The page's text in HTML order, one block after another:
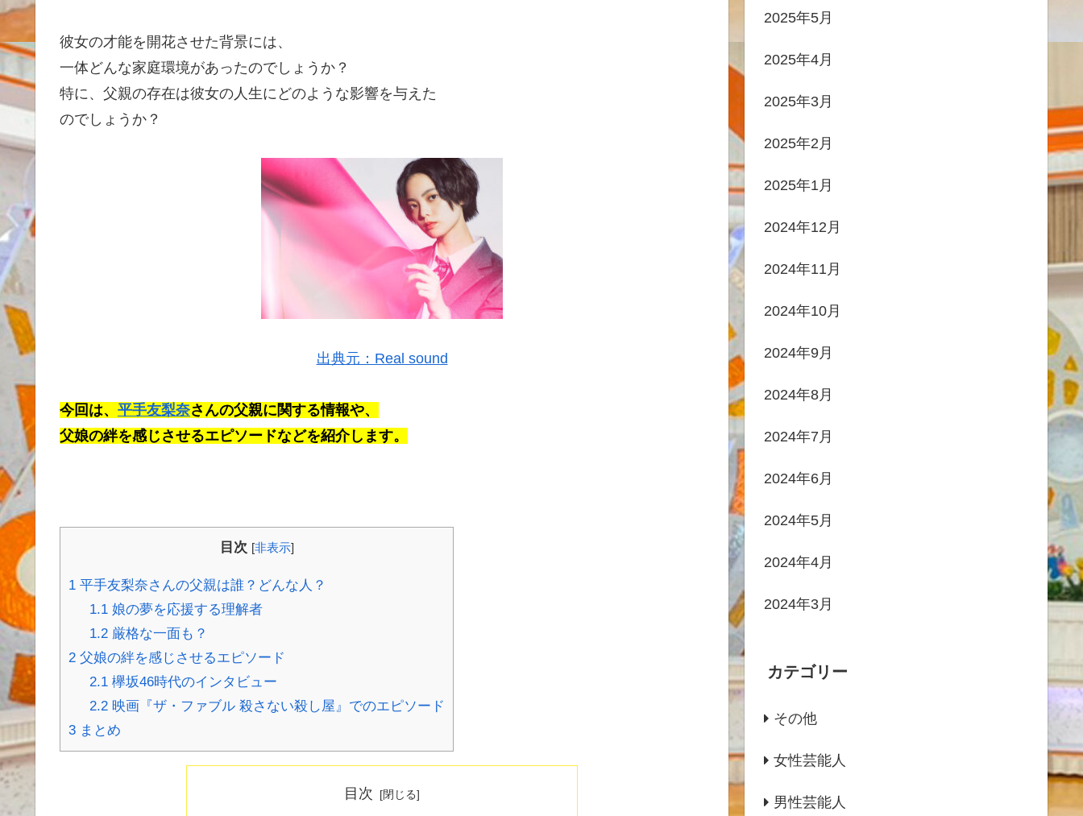
彼女の才能を開花させた背景には、
一体どんな家庭環境があったのでしょうか？
特に、父親の存在は彼女の人生にどのような影響を与えた
のでしょうか？
出典元：Real sound
今回は、 平手友梨奈さんの父親に関する情報や、
父娘の絆を感じさせるエピソードなどを紹介します。
目次 [非表示]
1 平手友梨奈さんの父親は誰？どんな人？
1.1娘の夢を応援する理解者
1.2厳格な一面も？
2 父娘の絆を感じさせるエピソード
2.1欅坂46時代のインタビュー
2.2映画『ザ・ファブル 殺さない殺し屋』でのエピソード
3 まとめ
目次
2025年5月
2025年4月
2025年3月
2025年2月
2025年1月
2024年12月
2024年11月
2024年10月
2024年9月
2024年8月
2024年7月
2024年6月
2024年5月
2024年4月
2024年3月
カテゴリー
その他
女性芸能人
男性芸能人